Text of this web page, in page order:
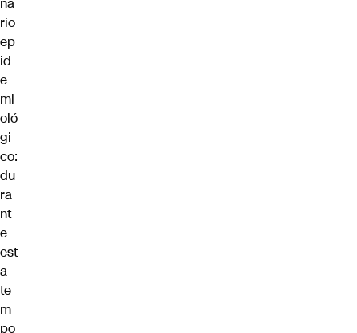
rio
ep
id
e
mi
oló
gi
co:
du
ra
nt
e
est
a
te
m
po